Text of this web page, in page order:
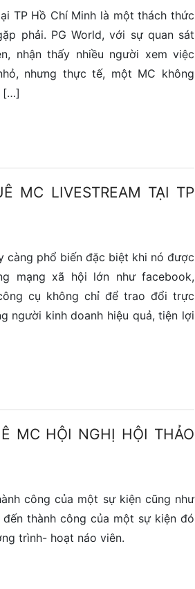
TP Hồ Chí Minh là một thách thức
phải. PG World, với sự quan sát
nhận thấy nhiều người xem việc
nhưng thực tế, một MC không
[…]
MC LIVESTREAM TẠI TP
càng phổ biến đặc biệt khi nó được
mạng xã hội lớn như facebook,
cụ không chỉ để trao đổi trực
người kinh doanh hiệu quả, tiện lợi
MC HỘI NGHỊ HỘI THẢO
công của một sự kiện cũng như
thành công của một sự kiện đó
trình- hoạt náo viên.